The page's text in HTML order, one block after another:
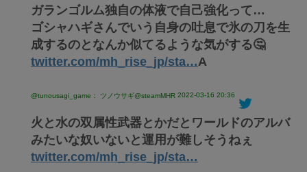
ガランゴルム独自の体液で自己強化って…
ゴシャハギさんでいう自身の吐息で氷の刀を生
成するのとなんか似てるような気がする🤔
twitter.com/mh_rise_jp/sta…A
@tunousagi_game： ツノウサギ@steamMHR 2022-03-16 20:36
火と水の双属性武器とかだとワールドのアルバ
みたいな奴いないと運用が難しそうねぇ
twitter.com/mh_rise_jp/sta…